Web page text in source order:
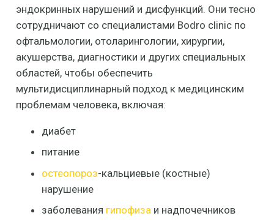
эндокринных нарушений и дисфункций. Они тесно
сотрудничают со специалистами Bodro clinic по
офтальмологии, отоларингологии, хирургии,
акушерства, диагностики и других специальных
областей, чтобы обеспечить
мультидисциплинарный подход к медицинским
проблемам человека, включая:
диабет
питание
остеопороз-кальциевые (костные)
нарушение
заболевания гипофиза и надпочечников